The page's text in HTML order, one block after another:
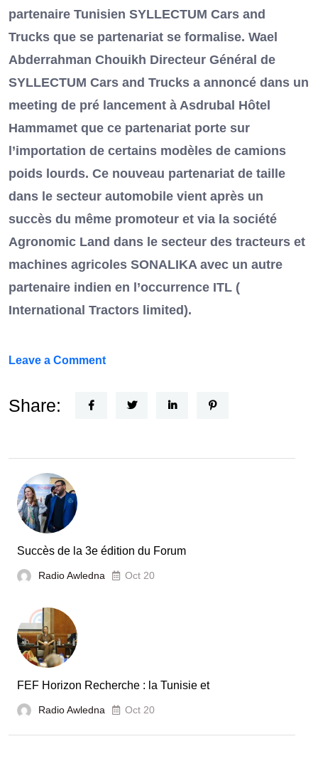
partenaire Tunisien SYLLECTUM Cars and
Trucks que se partenariat se formalise. Wael
Abderrahman Chouikh Directeur Général de
SYLLECTUM Cars and Trucks a annoncé dans un
meeting de pré lancement à Asdrubal Hôtel
Hammamet que ce partenariat porte sur
l’importation de certains modèles de camions
poids lourds. Ce nouveau partenariat de taille
dans le secteur automobile vient après un
succès du même promoteur et via la société
Agronomic Land dans le secteur des tracteurs et
machines agricoles SONALIKA avec un autre
partenaire indien en l’occurrence ITL (
International Tractors limited).
Leave a Commenton
Nouvel
le
Tunisie
Share:
Succès de la 3e édition du Forum
Radio Awledna Oct 20
FEF Horizon Recherche : la Tunisie et
Radio Awledna Oct 20